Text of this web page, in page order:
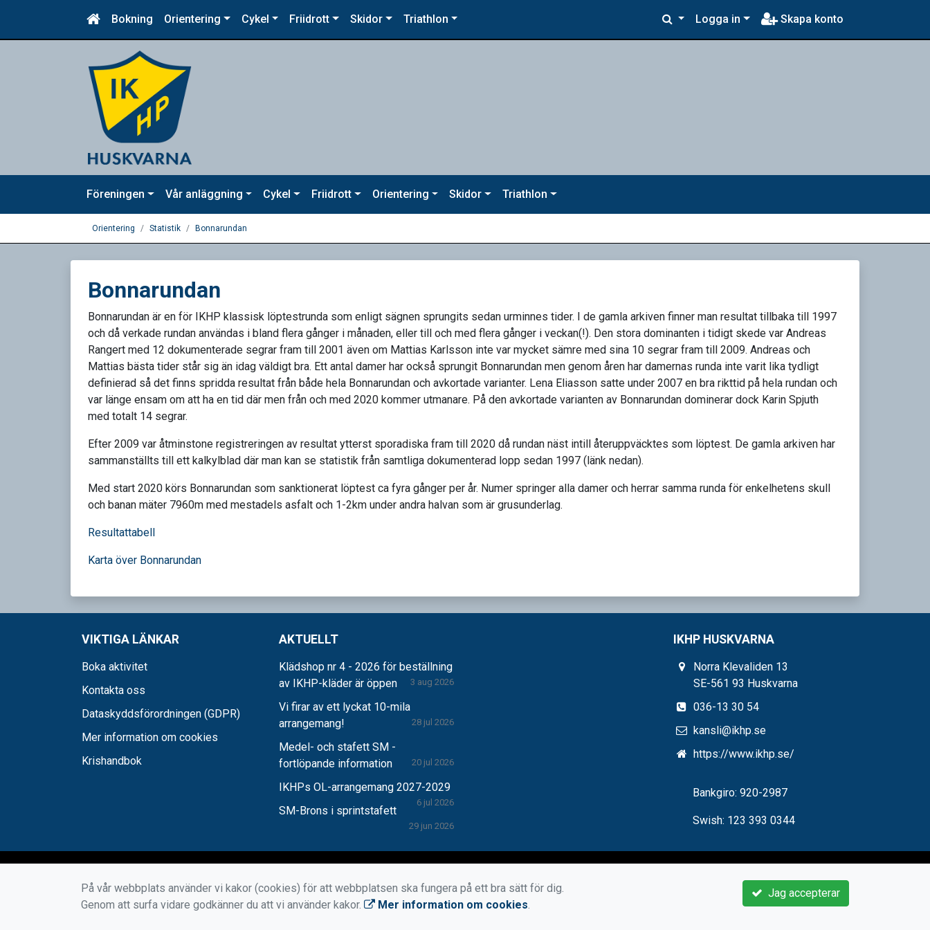
Bokning Orientering Cykel Friidrott Skidor Triathlon Logga in Skapa konto
Föreningen Vår anläggning Cykel Friidrott Orientering Skidor Triathlon
Orientering Statistik Bonnarundan
Bonnarundan
Bonnarundan är en för IKHP klassisk löptestrunda som enligt sägnen sprungits sedan urminnes tider. I de gamla arkiven finner man resultat tillbaka till 1997
och då verkade rundan användas i bland flera gånger i månaden, eller till och med flera gånger i veckan(!). Den stora dominanten i tidigt skede var Andreas
Rangert med 12 dokumenterade segrar fram till 2001 även om Mattias Karlsson inte var mycket sämre med sina 10 segrar fram till 2009. Andreas och
Mattias bästa tider står sig än idag väldigt bra. Ett antal damer har också sprungit Bonnarundan men genom åren har damernas runda inte varit lika tydligt
definierad så det finns spridda resultat från både hela Bonnarundan och avkortade varianter. Lena Eliasson satte under 2007 en bra rikttid på hela rundan och
var länge ensam om att ha en tid där men från och med 2020 kommer utmanare. På den avkortade varianten av Bonnarundan dominerar dock Karin Spjuth
med totalt 14 segrar.
Efter 2009 var åtminstone registreringen av resultat ytterst sporadiska fram till 2020 då rundan näst intill återuppväcktes som löptest. De gamla arkiven har
sammanställts till ett kalkylblad där man kan se statistik från samtliga dokumenterad lopp sedan 1997 (länk nedan).
Med start 2020 körs Bonnarundan som sanktionerat löptest ca fyra gånger per år. Numer springer alla damer och herrar samma runda för enkelhetens skull
och banan mäter 7960m med mestadels asfalt och 1-2km under andra halvan som är grusunderlag.
Resultattabell
Karta över Bonnarundan
VIKTIGA LÄNKAR
Boka aktivitet
Kontakta oss
Dataskyddsförordningen (GDPR)
Mer information om cookies
Krishandbok
AKTUELLT
Klädshop nr 4 - 2026 för beställning
av IKHP-kläder är öppen
3 aug 2026
Vi firar av ett lyckat 10-mila
arrangemang!
28 jul 2026
Medel- och stafett SM -
fortlöpande information
20 jul 2026
IKHPs OL-arrangemang 2027-2029
6 jul 2026
SM-Brons i sprintstafett
29 jun 2026
IKHP HUSKVARNA
Norra Klevaliden 13
SE-561 93 Huskvarna
036-13 30 54
kansli@ikhp.se
https://www.ikhp.se/
Bankgiro: 920-2987
Swish: 123 393 0344
Jag accepterar
På vår webbplats använder vi kakor (cookies) för att webbplatsen ska fungera på ett bra sätt för dig.
Genom att surfa vidare godkänner du att vi använder kakor.
Mer information om cookies.